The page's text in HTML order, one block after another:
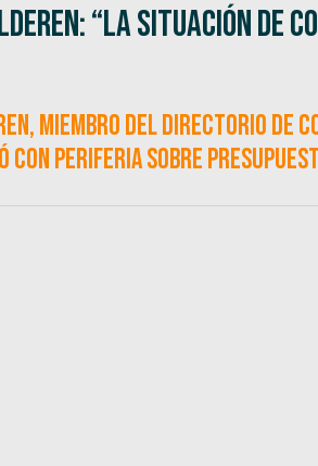
“La situación de
miembro del Directorio de
con Periferia sobre